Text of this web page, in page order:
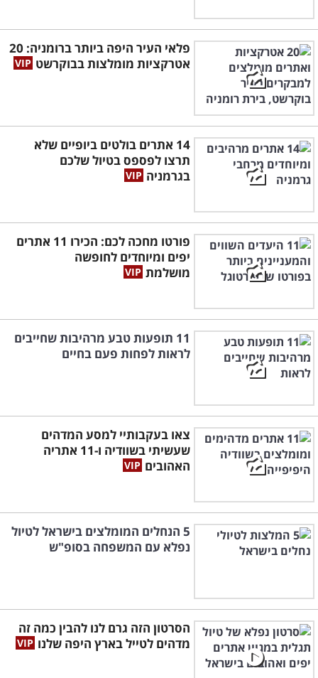
פלאי העיר היפה ביותר ברומניה: 20
אטרקציות מומלצות בבוקרשט
14 אתרים בולטים ביופיים שלא
תרצו לפספס בטיול שלכם
בגרמניה
פורטו מחכה לכם: הכירו 11 אתרים
יפים ומיוחדים לחופשה
מושלמת
11 תופעות טבע מרהיבות שחייבים
לראות לפחות פעם בחיים
צאו בעקבותיי למסע המדהים
שעשיתי בשוודיה ו-11 אתריה
האהובים
5 הנחלים המומלצים בישראל לטיול
נפלא עם המשפחה בסופ"ש
הסרטון הזה גרם לנו להבין כמה זה
מדהים לטייל בארץ היפה שלנו